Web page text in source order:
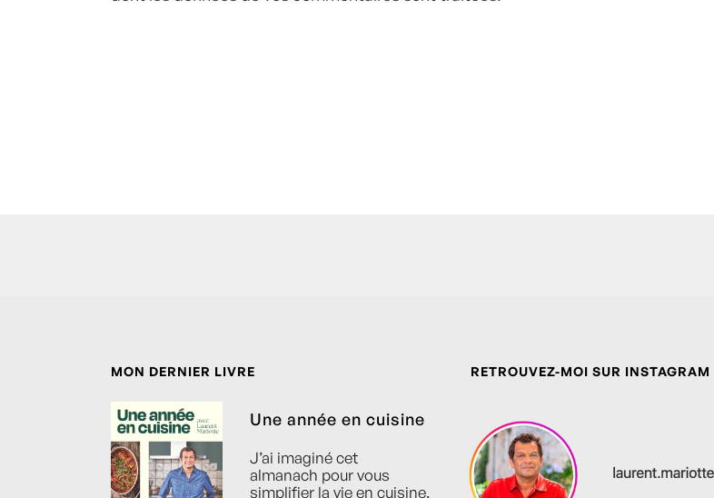
MON DERNIER LIVRE
Une année en cuisine
J’ai imaginé cet
almanach pour vous
simplifier la vie en cuisine,
RETROUVEZ-MOI SUR INSTAGRAM